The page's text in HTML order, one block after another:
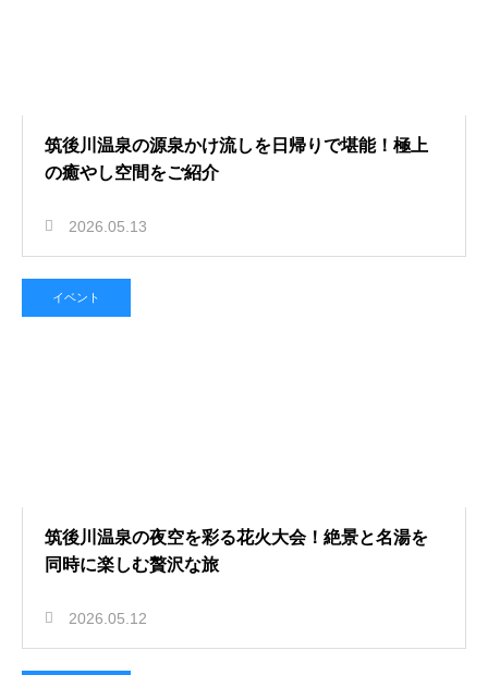
筑後川温泉の源泉かけ流しを日帰りで堪能！極上
の癒やし空間をご紹介
2026.05.13
イベント
筑後川温泉の夜空を彩る花火大会！絶景と名湯を
同時に楽しむ贅沢な旅
2026.05.12